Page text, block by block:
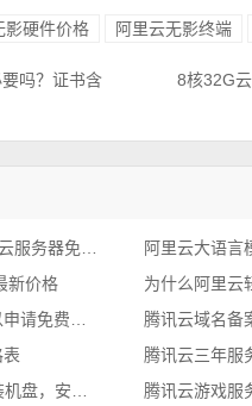
影硬件价格 阿里云无影终端
吗？证书含
8核32G
新价格
腾讯云域名备
腾讯云三年服
腾讯云游戏服